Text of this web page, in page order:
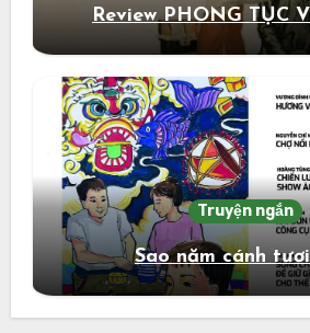
Review PHONG TỤC
Truyện ngắn
Sao năm cánh